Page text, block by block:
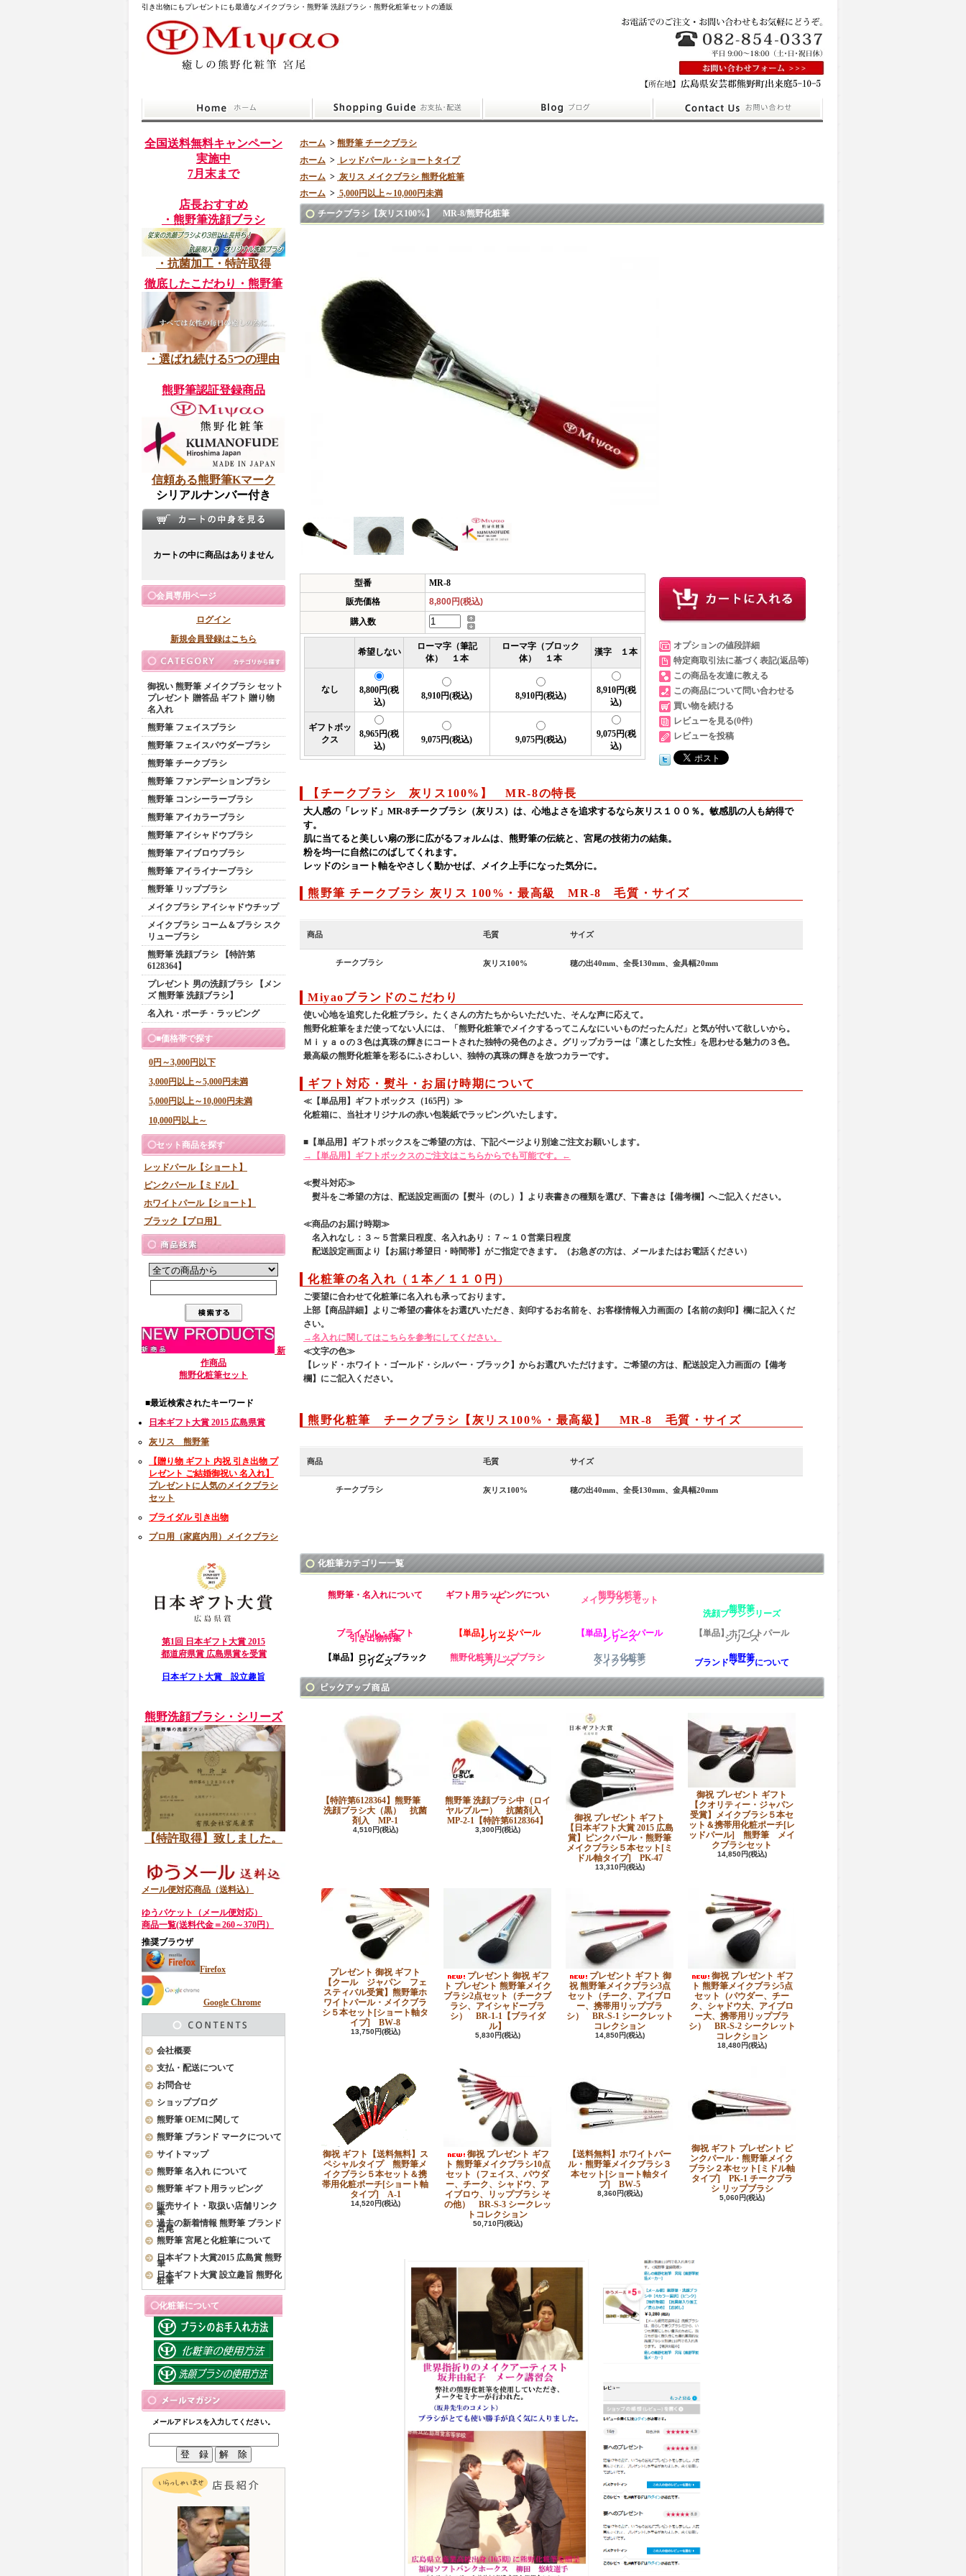
引き出物にもプレゼントにも最適なメイクブラシ・熊野筆 洗顔ブラシ・熊野化粧筆セットの通販
全国送料無料キャンペーン
実施中
7月末まで
店長おすすめ
・熊野筆洗顔ブラシ
・抗菌加工・特許取得
徹底したこだわり・熊野筆
・選ばれ続ける5つの理由
熊野筆認証登録商品
信頼ある熊野筆Kマーク
シリアルナンバー付き
カートの中に商品はありません
会員専用ページ
ログイン
新規会員登録はこちら
御祝い 熊野筆 メイクブラシ セット
プレゼント 贈答品 ギフト 贈り物
名入れ
熊野筆 フェイスブラシ
熊野筆 フェイスパウダーブラシ
熊野筆 チークブラシ
熊野筆 ファンデーションブラシ
熊野筆 コンシーラーブラシ
熊野筆 アイカラーブラシ
熊野筆 アイシャドウブラシ
熊野筆 アイブロウブラシ
熊野筆 アイライナーブラシ
熊野筆 リップブラシ
メイクブラシ アイシャドウチップ
メイクブラシ コーム＆ブラシ スク
リューブラシ
熊野筆 洗顔ブラシ 【特許第
6128364】
プレゼント 男の洗顔ブラシ 【メン
ズ 熊野筆 洗顔ブラシ】
名入れ・ポーチ・ラッピング
■価格帯で探す
0円～3,000円以下
3,000円以上～5,000円未満
5,000円以上～10,000円未満
10,000円以上～
セット商品を探す
レッドパール【ショート】
ピンクパール【ミドル】
ホワイトパール【ショート】
ブラック【プロ用】
新
作商品
熊野化粧筆セット
■最近検索されたキーワード
日本ギフト大賞 2015 広島県賞
灰リス 熊野筆
【贈り物 ギフト 内祝 引き出物 プ
レゼント ご結婚御祝い 名入れ】
プレゼントに人気のメイクブラシ
セット
ブライダル 引き出物
プロ用（家庭内用）メイクブラシ
第1回 日本ギフト大賞 2015
都道府県賞 広島県賞を受賞
日本ギフト大賞 設立趣旨
熊野洗顔ブラシ・シリーズ
【特許取得】致しました。
メール便対応商品（送料込）
ゆうパケット（メール便対応）
商品一覧(送料代金＝260～370円）
推奨ブラウザ
Firefox
Google Chrome
会社概要
支払・配送について
お問合せ
ショップブログ
熊野筆 OEMに関して
熊野筆 ブランド マークについて
サイトマップ
熊野筆 名入れ について
熊野筆 ギフト用ラッピング
販売サイト・取扱い店舗リンク
集
過去の新着情報 熊野筆 ブランド
宮尾
熊野筆 宮尾と化粧筆について
日本ギフト大賞2015 広島賞 熊野
筆
日本ギフト大賞 設立趣旨 熊野化
粧筆
化粧筆について
メールアドレスを入力してください。
ホーム > 熊野筆 チークブラシ
ホーム > レッドパール・ショートタイプ
ホーム > 灰リス メイクブラシ 熊野化粧筆
ホーム > 5,000円以上～10,000円未満
チークブラシ【灰リス100%】 MR-8/熊野化粧筆
型番
MR-8
販売価格
8,800円(税込)
購入数
希望しない
ローマ字（筆記
体） １本
ローマ字（ブロック
体） １本
漢字 １本
なし
8,800円(税
込)
8,910円(税込) 8,910円(税込)
8,910円(税
込)
ギフトボッ
クス
8,965円(税
込)
9,075円(税込) 9,075円(税込)
9,075円(税
込)
オプションの値段詳細
特定商取引法に基づく表記(返品等)
この商品を友達に教える
この商品について問い合わせる
買い物を続ける
レビューを見る(0件)
レビューを投稿
【チークブラシ 灰リス100%】 MR-8の特長
大人感の「レッド」MR-8チークブラシ（灰リス）は、心地よさを追求するなら灰リス１００％。敏感肌の人も納得で
す。
肌に当てると美しい扇の形に広がるフォルムは、熊野筆の伝統と、宮尾の技術力の結集。
粉を均一に自然にのばしてくれます。
レッドのショート軸をやさしく動かせば、メイク上手になった気分に。
熊野筆 チークブラシ 灰リス 100%・最高級 MR-8 毛質・サイズ
商品 毛質 サイズ
チークブラシ 灰リス100% 穂の出40mm、全長130mm、金具幅20mm
Miyaoブランドのこだわり
使い心地を追究した化粧ブラシ。たくさんの方たちからいただいた、そんな声に応えて。
熊野化粧筆をまだ使ってない人には、「熊野化粧筆でメイクするってこんなにいいものだったんだ」と気が付いて欲しいから。
Ｍｉｙａｏの３色は真珠の輝きにコートされた独特の発色のよさ。グリップカラーは「凛とした女性」を思わせる魅力の３色。
最高級の熊野化粧筆を彩るにふさわしい、独特の真珠の輝きを放つカラーです。
ギフト対応・熨斗・お届け時期について
≪【単品用】ギフトボックス（165円）≫
化粧箱に、当社オリジナルの赤い包装紙でラッピングいたします。
■【単品用】ギフトボックスをご希望の方は、下記ページより別途ご注文お願いします。
→【単品用】ギフトボックスのご注文はこちらからでも可能です。←
≪熨斗対応≫
熨斗をご希望の方は、配送設定画面の【熨斗（のし）】より表書きの種類を選び、下書きは【備考欄】へご記入ください。
≪商品のお届け時期≫
名入れなし：３～５営業日程度、名入れあり：７～１０営業日程度
配送設定画面より【お届け希望日・時間帯】がご指定できます。（お急ぎの方は、メールまたはお電話ください）
化粧筆の名入れ（１本／１１０円）
ご要望に合わせて化粧筆に名入れも承っております。
上部【商品詳細】よりご希望の書体をお選びいただき、刻印するお名前を、お客様情報入力画面の【名前の刻印】欄に記入くだ
さい。
→名入れに関してはこちらを参考にしてください。
≪文字の色≫
【レッド・ホワイト・ゴールド・シルバー・ブラック】からお選びいただけます。ご希望の方は、配送設定入力画面の【備考
欄】にご記入ください。
熊野化粧筆 チークブラシ【灰リス100%・最高級】 MR-8 毛質・サイズ
商品 毛質 サイズ
チークブラシ 灰リス100% 穂の出40mm、全長130mm、金具幅20mm
化粧筆カテゴリー一覧
熊野筆・名入れについて ギフト用ラッピングについ
て 熊野化粧筆
メイクブラシセット
熊野筆
洗顔ブラシシリーズ
ブライドル・ギフト
引き出物特集 【単品】レッドパール
シリーズ 【単品】ピンクパール
シリーズ 【単品】ホワイトパール
シリーズ
【単品】ロング・ブラック
シリーズ 熊野化粧筆リップブラシ
シリーズ 灰リス化粧筆
メイクブラシ 熊野筆
ブランドマークについて
【特許第6128364】熊野筆
洗顔ブラシ大（黒） 抗菌
剤入 MP-1
4,510円(税込)
熊野筆 洗顔ブラシ中（ロイ
ヤルブルー） 抗菌剤入
MP-2-1【特許第6128364】
3,300円(税込)
御祝 プレゼント ギフト
【日本ギフト大賞 2015 広島
賞】ピンクパール・熊野筆
メイクブラシ５本セット[ミ
ドル軸タイプ] PK-47
13,310円(税込)
御祝 プレゼント ギフト
【クオリティー・ジャパン
受賞】メイクブラシ５本セ
ット＆携帯用化粧ポーチ[レ
ッドパール] 熊野筆 メイ
クブラシセット
14,850円(税込)
プレゼント 御祝 ギフト
【クール ジャパン フェ
スティバル受賞】熊野筆ホ
ワイトパール・メイクブラ
シ５本セット[ショート軸タ
イプ] BW-8
13,750円(税込)
プレゼント 御祝 ギフ
ト プレゼント 熊野筆メイク
ブラシ2点セット（チークブ
ラシ、アイシャドーブラ
シ） BR-1-1【ブライダ
ル】
5,830円(税込)
プレゼント ギフト 御
祝 熊野筆メイクブラシ3点
セット（チーク、アイブロ
ー、携帯用リップブラ
シ） BR-S-1 シークレット
コレクション
14,850円(税込)
御祝 プレゼント ギフ
ト 熊野筆メイクブラシ5点
セット（パウダー、チー
ク、シャドウ大、アイブロ
ー大、携帯用リップブラ
シ） BR-S-2 シークレット
コレクション
18,480円(税込)
御祝 ギフト【送料無料】ス
ペシャルタイプ 熊野筆メ
イクブラシ５本セット＆携
帯用化粧ポーチ[ショート軸
タイプ] A-1
14,520円(税込)
御祝 プレゼント ギフ
ト 熊野筆メイクブラシ10点
セット（フェイス、パウダ
ー、チーク、シャドウ、ア
イブロウ、リップブラシ そ
の他） BR-S-3 シークレッ
トコレクション
50,710円(税込)
【送料無料】ホワイトパー
ル・熊野筆メイクブラシ３
本セット[ショート軸タイ
プ] BW-5
8,360円(税込)
御祝 ギフト プレゼント ピ
ンクパール・熊野筆メイク
ブラシ２本セット[ミドル軸
タイプ] PK-1 チークブラ
シ リップブラシ
5,060円(税込)